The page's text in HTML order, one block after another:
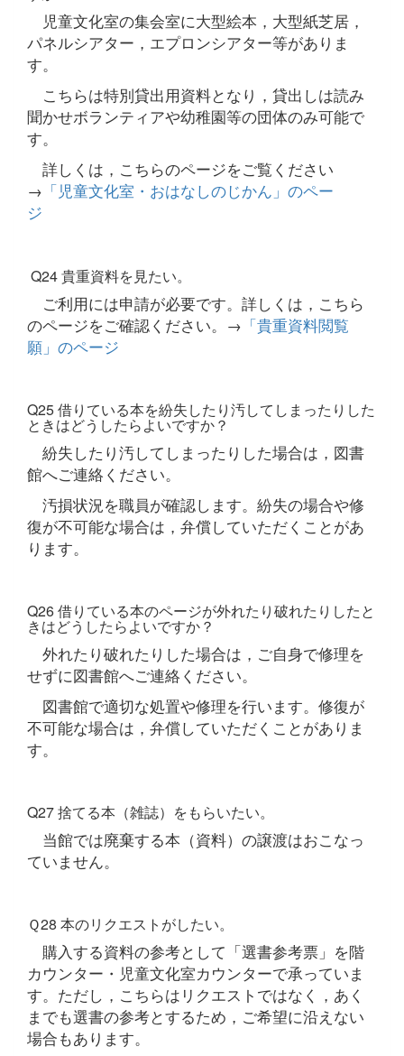
児童文化室の集会室に大型絵本，大型紙芝居，
パネルシアター，エプロンシアター等がありま
す。
こちらは特別貸出用資料となり，貸出しは読み
聞かせボランティアや幼稚園等の団体のみ可能で
す。
詳しくは，こちらのページをご覧ください
→ 「児童文化室・おはなしのじかん」のペー
ジ
Q24 貴重資料を見たい。
ご利用には申請が必要です。詳しくは，こちら
のページをご確認ください。→ 「貴重資料閲覧
願」のページ
Q25 借りている本を紛失したり汚してしまったりした
ときはどうしたらよいですか？
紛失したり汚してしまったりした場合は，図書
館へご連絡ください。
汚損状況を職員が確認します。紛失の場合や修
復が不可能な場合は，弁償していただくことがあ
ります。
Q26 借りている本のページが外れたり破れたりしたと
きはどうしたらよいですか？
外れたり破れたりした場合は，ご自身で修理を
せずに図書館へご連絡ください。
図書館で適切な処置や修理を行います。修復が
不可能な場合は，弁償していただくことがありま
す。
Q27 捨てる本（雑誌）をもらいたい。
当館では廃棄する本（資料）の譲渡はおこなっ
ていません。
Ｑ28 本のリクエストがしたい。
購入する資料の参考として「選書参考票」を階
カウンター・児童文化室カウンターで承っていま
す。ただし，こちらはリクエストではなく，あく
までも選書の参考とするため，ご希望に沿えない
場合もあります。